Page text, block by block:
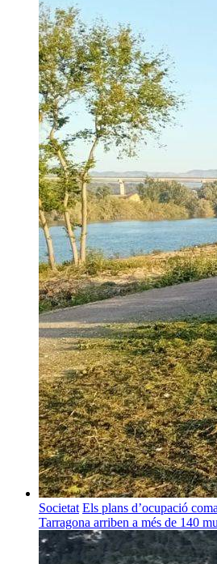
Societat Els plans d’ocupació
Tarragona arriben a més de 140